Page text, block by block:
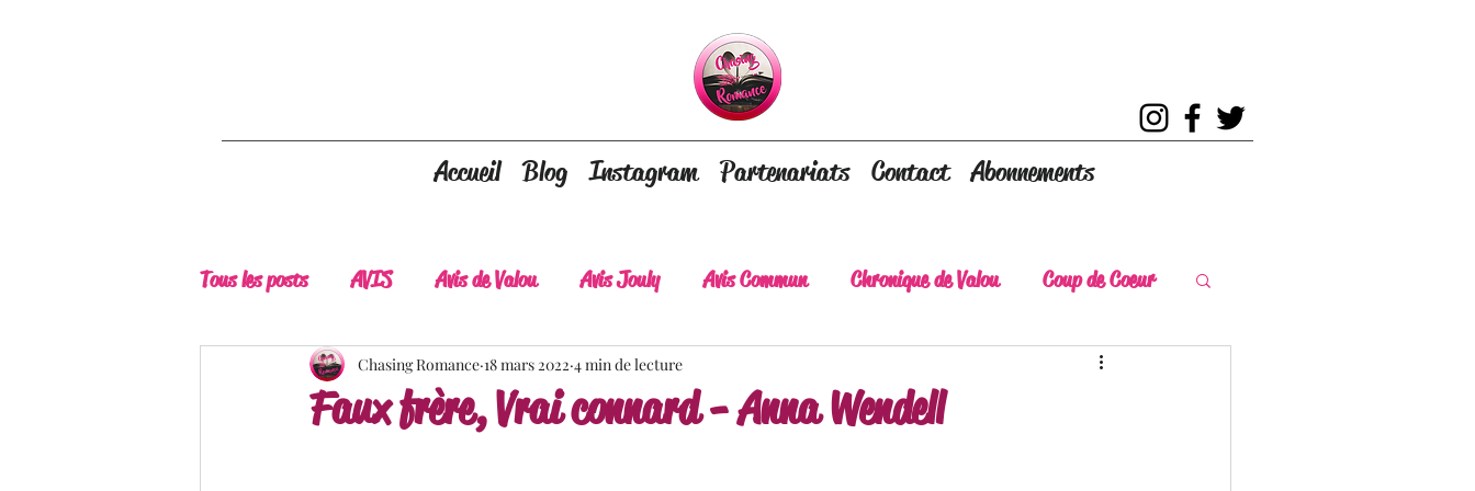
Accueil Blog Instagram Partenariats Contact Abonnements
Tous les posts AVIS Avis de Valou Avis Jouly Avis Commun Chronique de Valou Coup de Coeur
Belle Découverte A lire absolument Coup de Chaud
Faux frère, Vrai connard - Anna Wendell
Chasing Romance 18 mars 2022 4 min de lecture